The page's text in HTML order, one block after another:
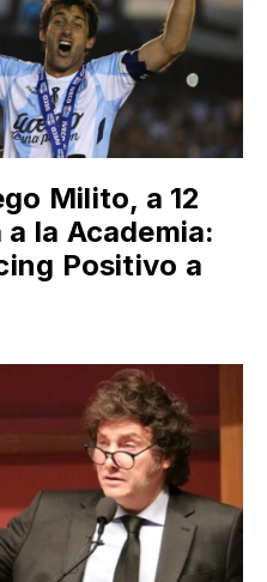
Milito, a 12
la Academia:
Positivo a